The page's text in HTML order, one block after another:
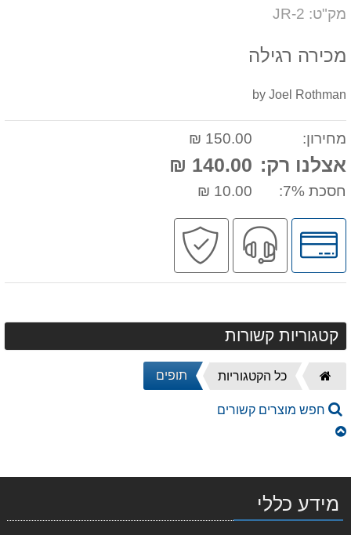
מק"ט: JR-2
מכירה רגילה
by Joel Rothman
מחירון: 150.00 ₪
אצלנו רק: 140.00 ₪
חסכת 7%: 10.00 ₪
לחץ
לאפשרויות
תשלומים
שירות
מקצועי
קטגוריות קשורות
דף
הבית
כל הקטגוריות תופים
חפש מוצרים קשורים
מידע כללי